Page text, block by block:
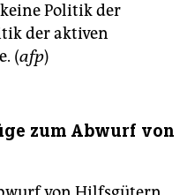
Politik der
der aktiven
(afp)
zum Abwurf von